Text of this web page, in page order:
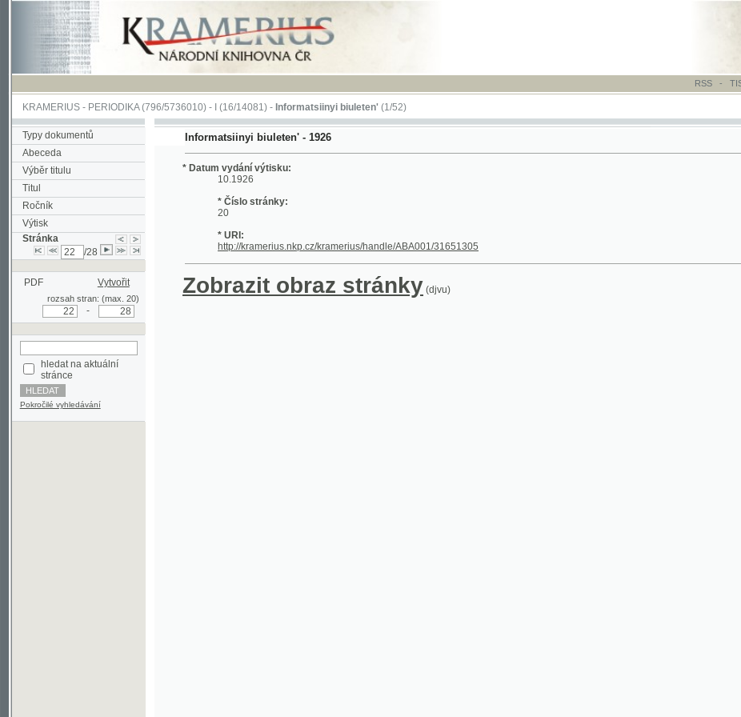
RSS - TISK-NÁPOVĚDA
KRAMERIUS-PERIODIKA(796/5736010) -I(16/14081) -Informatsiinyi biuleten'(1/52)
Typy dokumentů
Abeceda
Výběr titulu
Titul
Ročník
Výtisk
Stránka
PDF Vytvořit
rozsah stran: (max. 20)
stránce
Pokročilé vyhledávání
Informatsiinyi biuleten' - 1926
* Datum vydání výtisku:
10.1926
* Číslo stránky:
* URI:
Zobrazit obraz stránky(djvu)